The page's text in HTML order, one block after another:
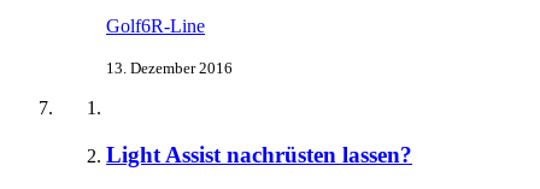
Golf6R-Line
13. Dezember 2016
Light Assist nachrüsten lassen?